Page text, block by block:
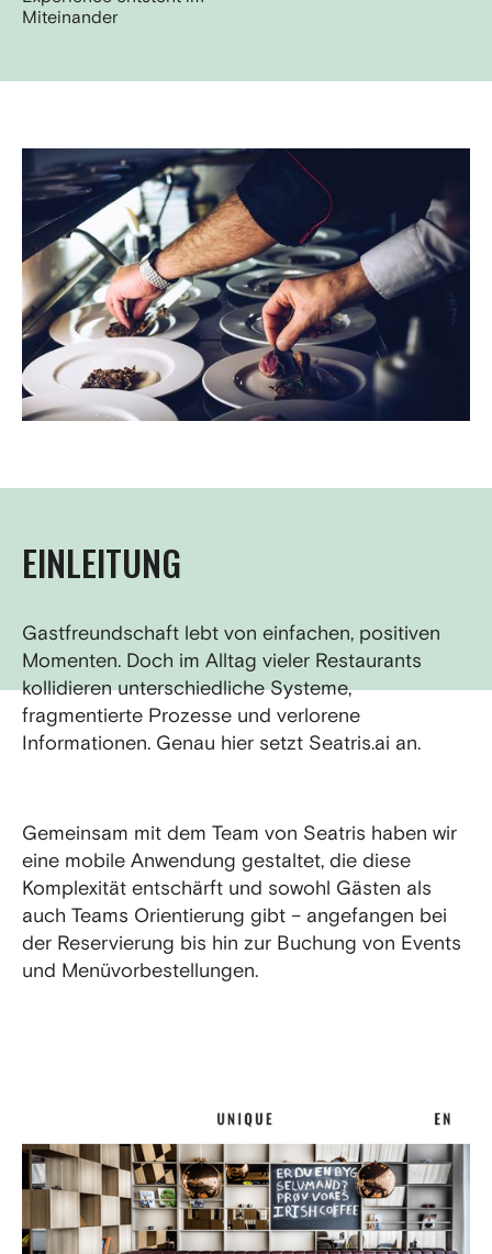
Miteinander
EINLEITUNG
Gastfreundschaft lebt von einfachen, positiven
Momenten. Doch im Alltag vieler Restaurants
kollidieren unterschiedliche Systeme,
fragmentierte Prozesse und verlorene
Informationen. Genau hier setzt Seatris.ai an.
Gemeinsam mit dem Team von Seatris haben wir
eine mobile Anwendung gestaltet, die diese
Komplexität entschärft und sowohl Gästen als
auch Teams Orientierung gibt – angefangen bei
der Reservierung bis hin zur Buchung von Events
und Menüvorbestellungen.